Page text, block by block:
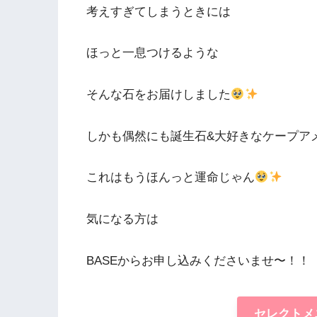
考えすぎてしまうときには
ほっと一息つけるような
そんな石をお届けしました
しかも偶然にも誕生石&大好きなケープア
これはもうほんっと運命じゃん
気になる方は
BASEからお申し込みくださいませ〜！！
セレクト